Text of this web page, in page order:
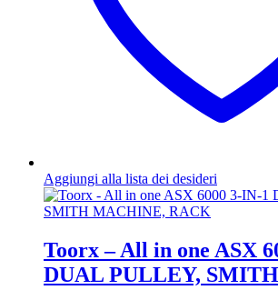
Aggiungi alla lista dei desideri
Toorx – All in one ASX
DUAL PULLEY,